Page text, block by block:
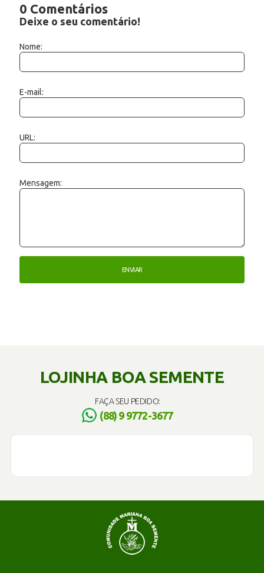
0 Comentários
Deixe o seu comentário!
Nome:
E-mail:
URL:
Mensagem:
LOJINHA BOA SEMENTE
FAÇA SEU PEDIDO:
(88) 9 9772-3677